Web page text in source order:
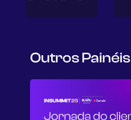
Outros Painéis